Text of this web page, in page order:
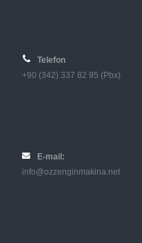
Telefon
+90 (342) 337 82 95 (Pbx)
E-mail:
info@ozzenginmakina.net